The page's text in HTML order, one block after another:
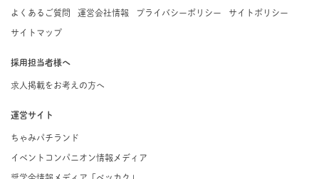
よくあるご質問 運営会社情報 プライバシーポリシー サイトポリシー
サイトマップ
採用担当者様へ
求人掲載をお考えの方へ
運営サイト
ちゃみパチランド
イベントコンパニオン情報メディア